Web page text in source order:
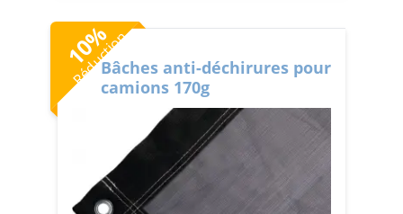
10
%
RéductionBâches anti-déchirures pour
camions 170g